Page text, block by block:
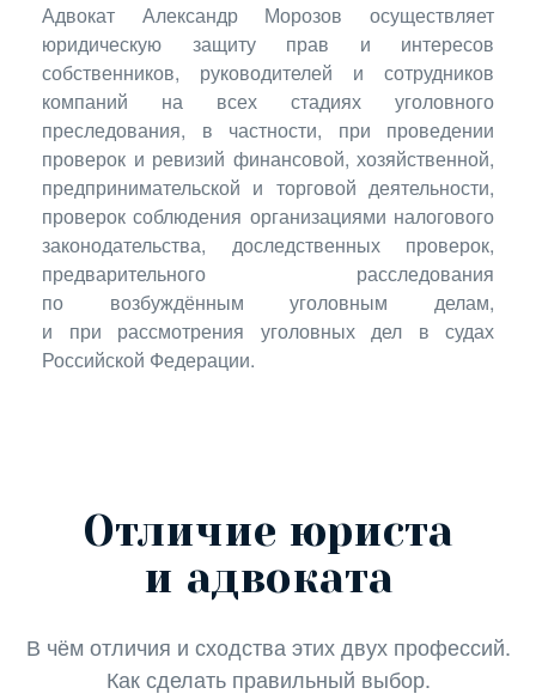
Адвокат Александр Морозов осуществляет
юридическую защиту прав и интересов
собственников, руководителей и сотрудников
компаний на всех стадиях уголовного
преследования, в частности, при проведении
проверок и ревизий финансовой, хозяйственной,
предпринимательской и торговой деятельности,
проверок соблюдения организациями налогового
законодательства, доследственных проверок,
предварительного расследования
по возбуждённым уголовным делам,
и при рассмотрения уголовных дел в судах
Российской Федерации.
Отличие юриста
и адвоката
В чём отличия и сходства этих двух профессий.
Как сделать правильный выбор.